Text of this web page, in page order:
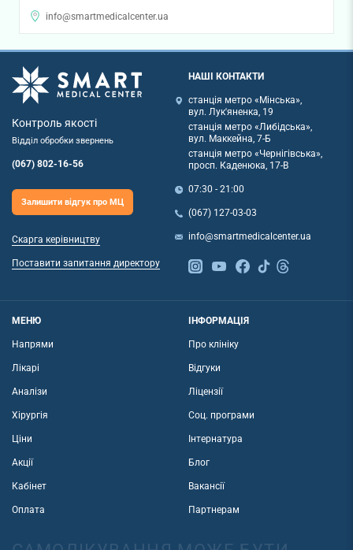
info@smartmedicalcenter.ua
Контроль якості
Відділ обробки звернень
(067) 802-16-56
Залишити відгук про МЦ
Скарга керівництву
Поставити запитання директору
НАШІ КОНТАКТИ
станція метро «Мінська»,
вул. Лук'яненка, 19
станція метро «Либідська»,
вул. Маккейна, 7-Б
станція метро «Чернігівська»,
просп. Каденюка, 17-В
07:30 - 21:00
(067) 127-03-03
info@smartmedicalcenter.ua
МЕНЮ
Напрями
Лікарі
Аналізи
Хірургія
Ціни
Акції
Кабінет
Оплата
ІНФОРМАЦІЯ
Про клініку
Відгуки
Ліцензії
Соц. програми
Інтернатура
Блог
Вакансії
Партнерам